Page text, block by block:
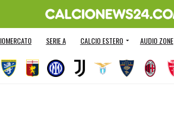
SERIE A CALCIO ESTERO AUDIO ZONE